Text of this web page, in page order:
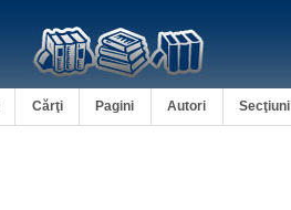
Cărţi Pagini Autori Secţiuni